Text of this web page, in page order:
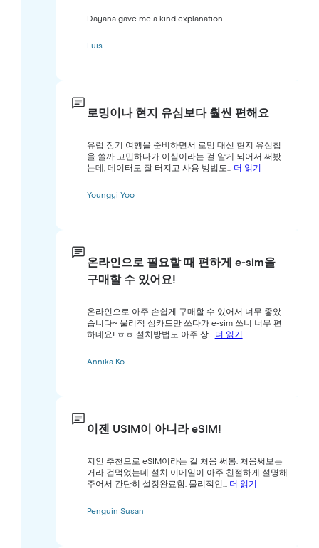
Dayana gave me a kind explanation.
Luis
로밍이나 현지 유심보다 훨씬 편해요
유럽 장기 여행을 준비하면서 로밍 대신 현지 유심칩
을 쓸까 고민하다가 이심이라는 걸 알게 되어서 써봤
는데, 데이터도 잘 터지고 사용 방법도... 더 읽기
Youngyi Yoo
온라인으로 필요할 때 편하게 e-sim을
구매할 수 있어요!
온라인으로 아주 손쉽게 구매할 수 있어서 너무 좋았
습니다~ 물리적 심카드만 쓰다가 e-sim 쓰니 너무 편
하네요! ㅎㅎ 설치방법도 아주 상... 더 읽기
Annika Ko
이젠 USIM이 아니라 eSIM!
지인 추천으로 eSIM이라는 걸 처음 써봄. 처음써보는
거라 겁먹었는데 설치 이메일이 아주 친절하게 설명해
주어서 간단히 설정완료함. 물리적인... 더 읽기
Penguin Susan